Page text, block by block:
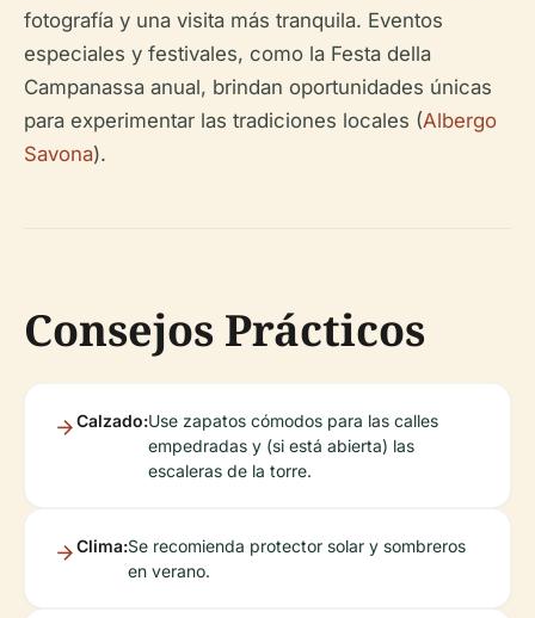
fotografía y una visita más tranquila. Eventos
especiales y festivales, como la Festa della
Campanassa anual, brindan oportunidades únicas
para experimentar las tradiciones locales (Albergo
Savona).
Consejos Prácticos
Calzado:Use zapatos cómodos para las calles
empedradas y (si está abierta) las
escaleras de la torre.
Clima:Se recomienda protector solar y sombreros
en verano.